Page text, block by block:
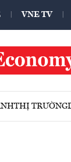
VNE TV
THỊ TRƯỜNG